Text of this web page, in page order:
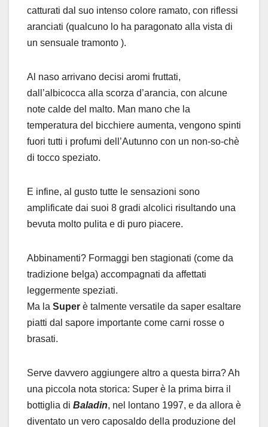
catturati dal suo intenso colore ramato, con riflessi
aranciati (qualcuno lo ha paragonato alla vista di
un sensuale tramonto ).
Al naso arrivano decisi aromi fruttati,
dall’albicocca alla scorza d’arancia, con alcune
note calde del malto. Man mano che la
temperatura del bicchiere aumenta, vengono spinti
fuori tutti i profumi dell’Autunno con un non-so-chè
di tocco speziato.
E infine, al gusto tutte le sensazioni sono
amplificate dai suoi 8 gradi alcolici risultando una
bevuta molto pulita e di puro piacere.
Abbinamenti? Formaggi ben stagionati (come da
tradizione belga) accompagnati da affettati
leggermente speziati.
Ma la Super è talmente versatile da saper esaltare
piatti dal sapore importante come carni rosse o
brasati.
Serve davvero aggiungere altro a questa birra? Ah
una piccola nota storica: Super è la prima birra il
bottiglia di Baladin, nel lontano 1997, e da allora è
diventato un vero caposaldo della produzione del